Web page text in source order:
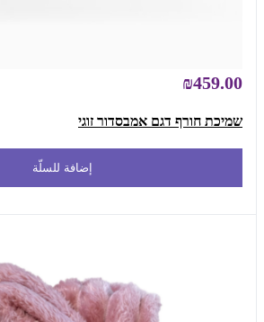
₪459.00
שמיכת חורף דגם אמבסדור זוגי
إضافة للسلّة